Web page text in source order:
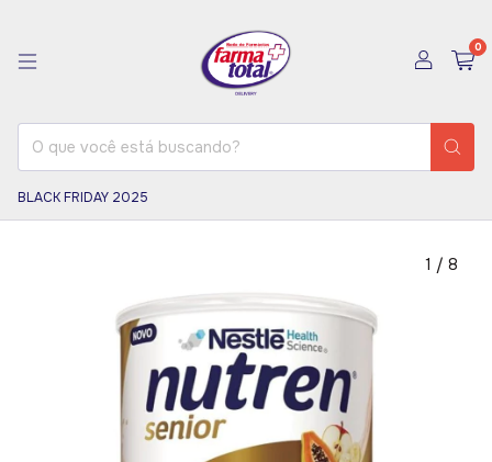
0
BLACK FRIDAY 2025
1 / 8